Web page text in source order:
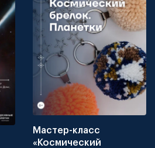
Мастер-класс
«Космический